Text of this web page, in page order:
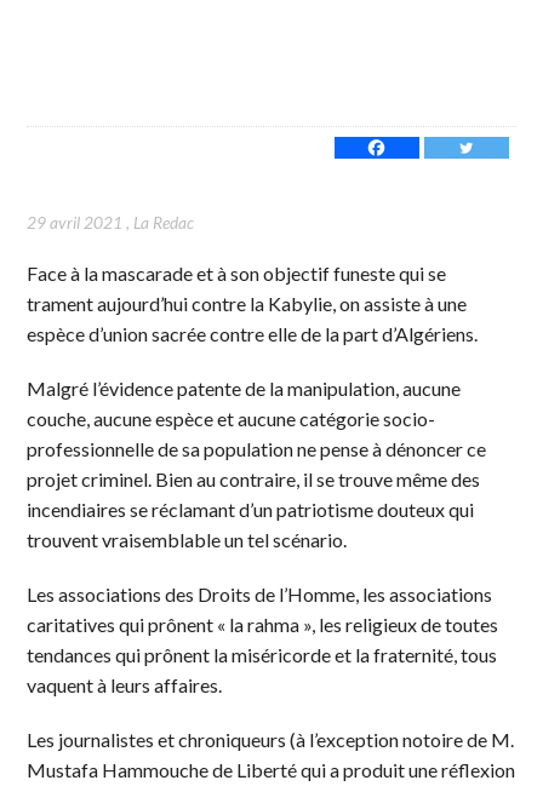
29 avril 2021 , La Redac
Face à la mascarade et à son objectif funeste qui se
trament aujourd’hui contre la Kabylie, on assiste à une
espèce d’union sacrée contre elle de la part d’Algériens.
Malgré l’évidence patente de la manipulation, aucune
couche, aucune espèce et aucune catégorie socio-
professionnelle de sa population ne pense à dénoncer ce
projet criminel. Bien au contraire, il se trouve même des
incendiaires se réclamant d’un patriotisme douteux qui
trouvent vraisemblable un tel scénario.
Les associations des Droits de l’Homme, les associations
caritatives qui prônent « la rahma », les religieux de toutes
tendances qui prônent la miséricorde et la fraternité, tous
vaquent à leurs affaires.
Les journalistes et chroniqueurs (à l’exception notoire de M.
Mustafa Hammouche de Liberté qui a produit une réflexion